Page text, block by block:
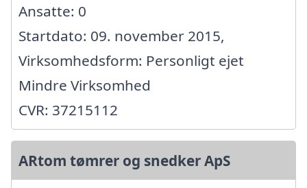
Ansatte: 0
Startdato: 09. november 2015,
Virksomhedsform: Personligt ejet
Mindre Virksomhed
CVR: 37215112
ARtom tømrer og snedker ApS